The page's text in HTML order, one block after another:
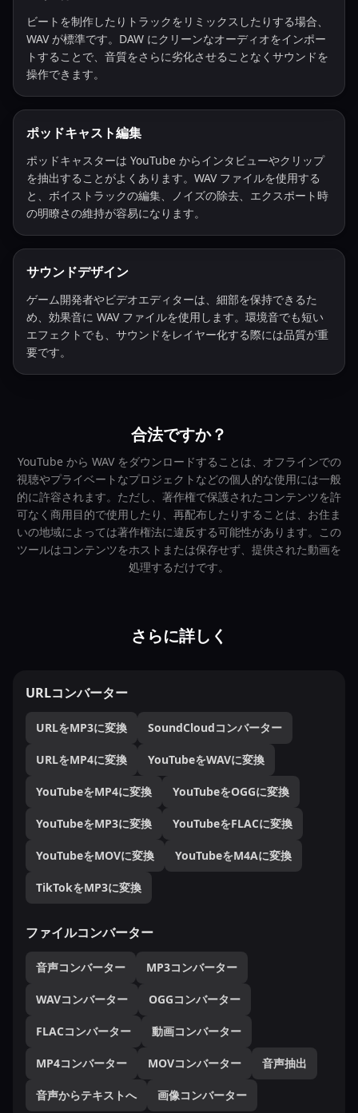
ビートを制作したりトラックをリミックスしたりする場合、
WAV が標準です。DAW にクリーンなオーディオをインポー
トすることで、音質をさらに劣化させることなくサウンドを
操作できます。
ポッドキャスト編集
ポッドキャスターは YouTube からインタビューやクリップ
を抽出することがよくあります。WAV ファイルを使用する
と、ボイストラックの編集、ノイズの除去、エクスポート時
の明瞭さの維持が容易になります。
サウンドデザイン
ゲーム開発者やビデオエディターは、細部を保持できるた
め、効果音に WAV ファイルを使用します。環境音でも短い
エフェクトでも、サウンドをレイヤー化する際には品質が重
要です。
合法ですか？
YouTube から WAV をダウンロードすることは、オフラインでの
視聴やプライベートなプロジェクトなどの個人的な使用には一般
的に許容されます。ただし、著作権で保護されたコンテンツを許
可なく商用目的で使用したり、再配布したりすることは、お住ま
いの地域によっては著作権法に違反する可能性があります。この
ツールはコンテンツをホストまたは保存せず、提供された動画を
処理するだけです。
さらに詳しく
URLコンバーター
URLをMP3に変換 SoundCloudコンバーター
URLをMP4に変換 YouTubeをWAVに変換
YouTubeをMP4に変換 YouTubeをOGGに変換
YouTubeをMP3に変換 YouTubeをFLACに変換
YouTubeをMOVに変換 YouTubeをM4Aに変換
TikTokをMP3に変換
ファイルコンバーター
音声コンバーター MP3コンバーター
WAVコンバーター OGGコンバーター
FLACコンバーター 動画コンバーター
MP4コンバーター MOVコンバーター 音声抽出
音声からテキストへ 画像コンバーター